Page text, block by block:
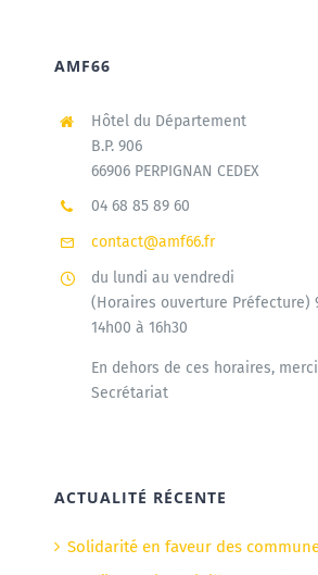
AMF66
Hôtel du Département
B.P. 906
66906 PERPIGNAN CEDEX
04 68 85 89 60
contact@amf66.fr
du lundi au vendredi
(Horaires ouverture Préfecture)
14h00 à 16h30
En dehors de ces horaires,
Secrétariat
ACTUALITÉ RÉCENTE
Solidarité en faveur des